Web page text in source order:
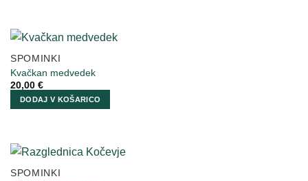
SPOMINKI
Kvačkan medvedek
20,00 €
DODAJ V KOŠARICO
SPOMINKI